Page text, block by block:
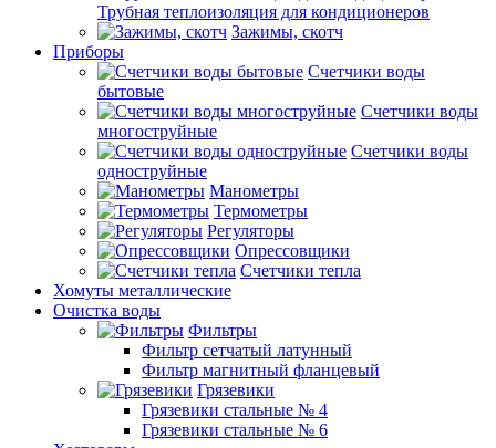
Трубная теплоизоляция для кондиционеров
Зажимы, скотч
Приборы
Счетчики воды
бытовые
Счетчики воды
многоструйные
Счетчики воды
одноструйные
Манометры
Термометры
Регуляторы
Опрессовщики
Счетчики тепла
Хомуты металлические
Очистка воды
Фильтры
Фильтр сетчатый латунный
Фильтр магнитный фланцевый
Грязевики
Грязевики стальные № 4
Грязевики стальные № 6